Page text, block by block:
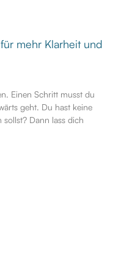
mehr Klarheit und
Einen Schritt musst du
geht. Du hast keine
Dann lass dich